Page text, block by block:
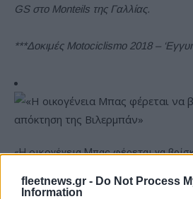
fleetnews.gr - Do Not Process
Information
GS στο Monteils της Γαλλίας.
***Δοκιμές Motociclismo 2018 –
«Η οικογένεια Μπας φέρεται να